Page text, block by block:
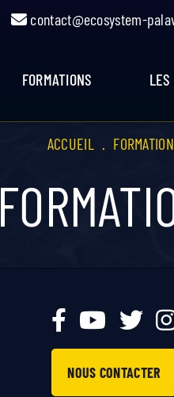
contact@ecosystem-
FORMATIONS
ACCUEIL .
NOUS CONTACTER